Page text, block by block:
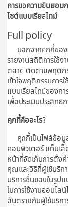
การขอความยินยอม
ไซต์แบบเรียลไทม์
Full policy
นอกจากคุกกี้ของ
รายงานสถิติการใช้ง
ตลาด ติดตามพฤติก
เข้าใจพฤติกรรมกา
แบบเรียลไทม์ของก
เพื่อประเมินประสิทธิ
คุกกี้คืออะไร?
คุกกี้เป็นไฟล์ข้อมูล
คอมพิวเตอร์ แท็บเ
หน้าที่จัดเก็บการตั้งค่
คุณและวิธีที่ผู้ใช้บริกา
บริการชื่นชอบในรูป
ในการใช้งานออนไล
อันตรายกับผู้ใช้บริก